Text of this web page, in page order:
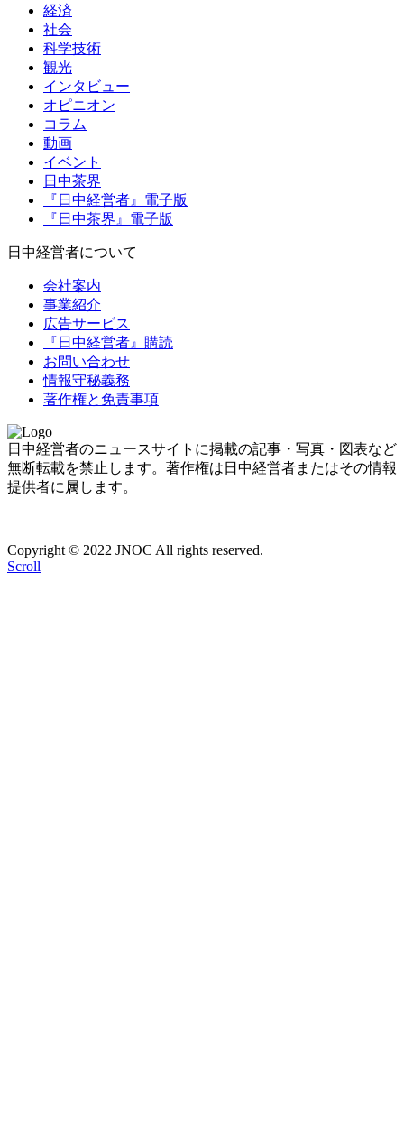
経済
社会
科学技術
観光
インタビュー
オピニオン
コラム
動画
イベント
日中茶界
『日中経営者』電子版
『日中茶界』電子版
日中経営者について
会社案内
事業紹介
広告サービス
『日中経営者』購読
お問い合わせ
情報守秘義務
著作権と免責事項
日中経営者のニュースサイトに掲載の記事・写真・図表など
無断転載を禁止します。著作権は日中経営者またはその情報
提供者に属します。
Copyright © 2022 JNOC All rights reserved.
Scroll